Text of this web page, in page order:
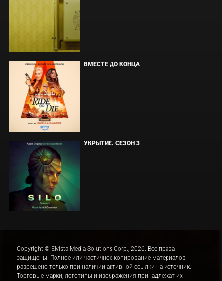
ВМЕСТЕ ДО КОНЦА
УКРЫТИЕ. СЕЗОН 3
Copyright © Elvista Media Solutions Corp., 2026. Все права
защищены. Полное или частичное копирование материалов
разрешено только при наличии активной ссылки на источник.
Торговые марки, логотипы и изображения принадлежат их